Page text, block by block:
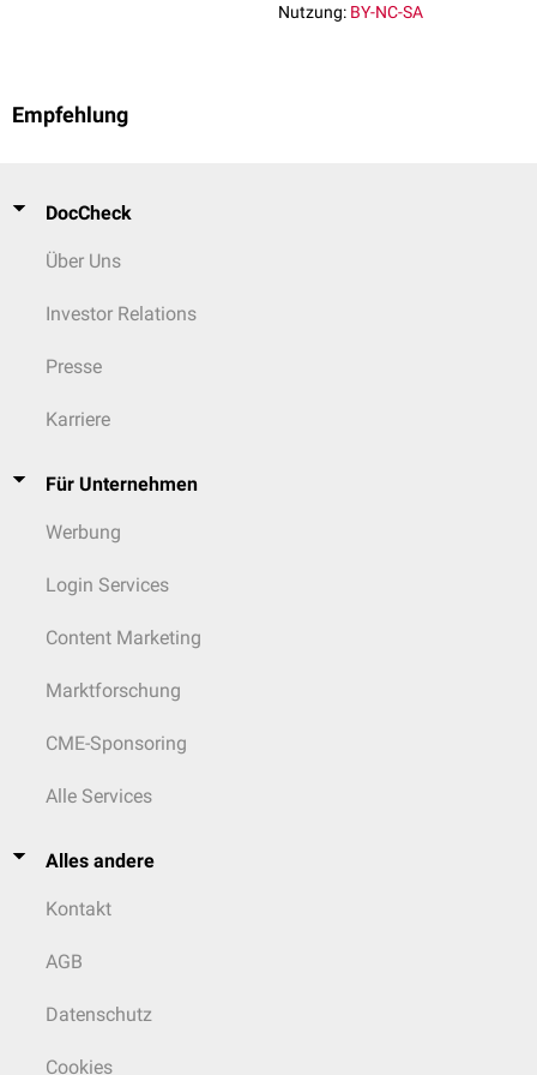
Nutzung: BY-NC-SA
Empfehlung
DocCheck
Über Uns
Investor Relations
Presse
Karriere
Für Unternehmen
Werbung
Login Services
Content Marketing
Marktforschung
CME-Sponsoring
Alle Services
Alles andere
Kontakt
AGB
Datenschutz
Cookies